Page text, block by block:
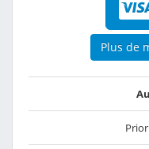
Plus de